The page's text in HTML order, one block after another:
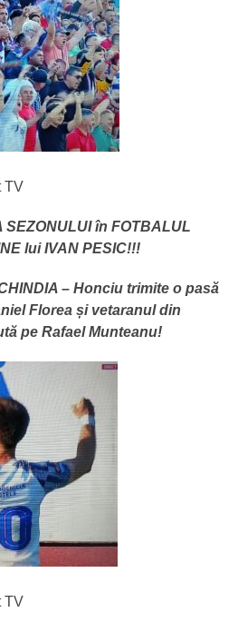
TV
SEZONULUI în FOTBALUL
lui IVAN PESIC!!!
– Honciu trimite o pasă
Florea și vetaranul din
pe Rafael Munteanu!
TV